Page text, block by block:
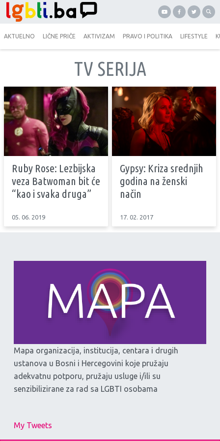
AKTUELNO LIČNE PRIČE AKTIVIZAM PRAVO I POLITIKA LIFESTYLE
TV SERIJA
Ruby Rose: Lezbijska
veza Batwoman bit će
“kao i svaka druga”
05. 06. 2019
Gypsy: Kriza srednjih
godina na ženski
način
17. 02. 2017
Mapa organizacija, institucija, centara i drugih
ustanova u Bosni i Hercegovini koje pružaju
adekvatnu potporu, pružaju usluge i/ili su
senzibilizirane za rad sa LGBTI osobama
My Tweets